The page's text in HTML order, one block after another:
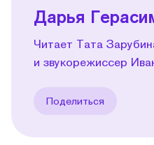
Дарья
Читает Тата
и звукорежиссер
Поделиться